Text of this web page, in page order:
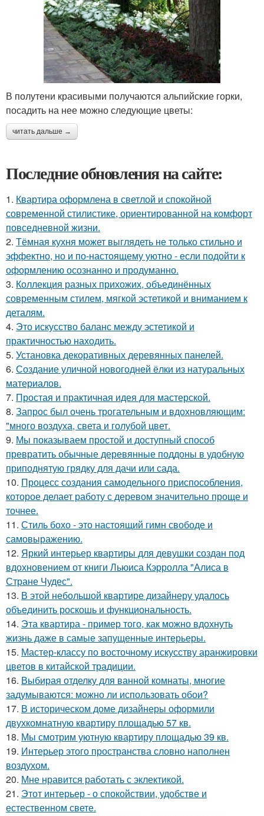
В полутени красивыми получаются альпийские горки,
посадить на нее можно следующие цветы:
читать дальше →
Последние обновления на сайте:
1. Квартира оформлена в светлой и спокойной
современной стилистике, ориентированной на комфорт
повседневной жизни.
2. Тёмная кухня может выглядеть не только стильно и
эффектно, но и по-настоящему уютно - если подойти к
оформлению осознанно и продуманно.
3. Коллекция разных прихожих, объединённых
современным стилем, мягкой эстетикой и вниманием к
деталям.
4. Это искусство баланс между эстетикой и
практичностью находить.
5. Установка декоративных деревянных панелей.
6. Создание уличной новогодней ёлки из натуральных
материалов.
7. Простая и практичная идея для мастерской.
8. Запрос был очень трогательным и вдохновляющим:
"много воздуха, света и голубой цвет.
9. Мы показываем простой и доступный способ
превратить обычные деревянные поддоны в удобную
приподнятую грядку для дачи или сада.
10. Процесс создания самодельного приспособления,
которое делает работу с деревом значительно проще и
точнее.
11. Стиль бохо - это настоящий гимн свободе и
самовыражению.
12. Яркий интерьер квартиры для девушки создан под
вдохновением от книги Льюиса Кэрролла "Алиса в
Стране Чудес".
13. В этой небольшой квартире дизайнеру удалось
объединить роскошь и функциональность.
14. Эта квартира - пример того, как можно вдохнуть
жизнь даже в самые запущенные интерьеры.
15. Мастер-классу по восточному искусству аранжировки
цветов в китайской традиции.
16. Выбирая отделку для ванной комнаты, многие
задумываются: можно ли использовать обои?
17. В историческом доме дизайнеры оформили
двухкомнатную квартиру площадью 57 кв.
18. Мы смотрим уютную квартиру площадью 39 кв.
19. Интерьер этого пространства словно наполнен
воздухом.
20. Мне нравится работать с эклектикой.
21. Этот интерьер - о спокойствии, удобстве и
естественном свете.